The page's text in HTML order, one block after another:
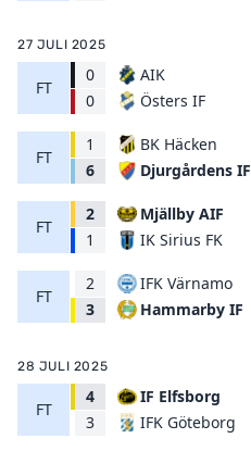
27 JULI 2025
FT
0
0
AIK
Östers IF
FT
1
6
BK Häcken
Djurgårdens IF
FT
2
1
Mjällby AIF
IK Sirius FK
FT
2
3
IFK Värnamo
Hammarby IF
28 JULI 2025
FT
4
3
IF Elfsborg
IFK Göteborg